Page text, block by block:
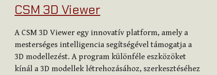
CSM 3D Viewer
A CSM 3D Viewer egy innovatív platform, amely a
mesterséges intelligencia segítségével támogatja a
3D modellezést. A program különféle eszközöket
kínál a 3D modellek létrehozásához, szerkesztéséhez